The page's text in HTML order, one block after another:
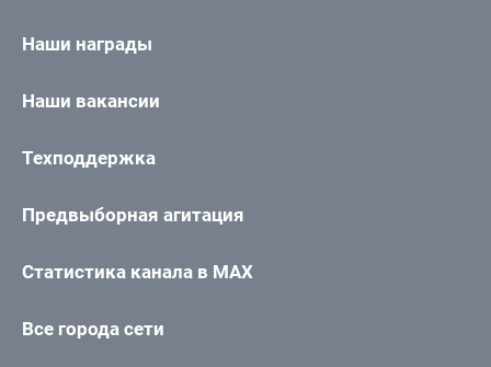
Наши награды
Наши вакансии
Техподдержка
Предвыборная агитация
Статистика канала в MAX
Все города сети